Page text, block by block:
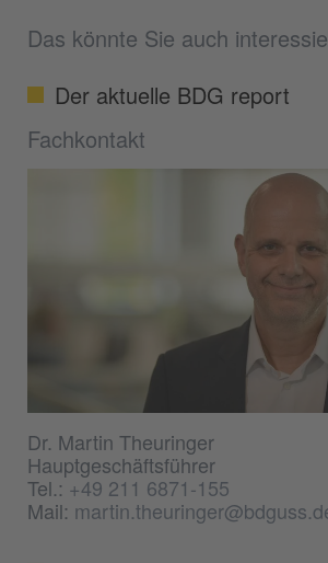
Das könnte Sie auch
Der aktuelle BDG report
Fachkontakt
Dr. Martin Theuringer
Hauptgeschäftsführer
Tel.: +49 211 6871-155
Mail: